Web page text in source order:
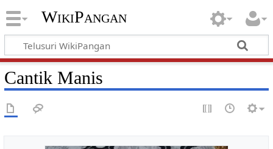
WikiPangan
Cantik Manis